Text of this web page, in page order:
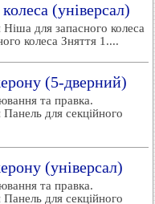
(універсал)
для запасного колеса
колеса Зняття 1....
(5-дверний)
та правка.
для секційного
(універсал)
та правка.
для секційного